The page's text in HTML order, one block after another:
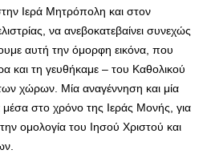
Ιερά Μητρόπολη και στον
να ανεβοκατεβαίνει συνεχώς
αυτή την όμορφη εικόνα, που
και τη γευθήκαμε – του Καθολικού
χώρων. Μία αναγέννηση και μία
μέσα στο χρόνο της Ιεράς Μονής, για
ομολογία του Ιησού Χριστού και